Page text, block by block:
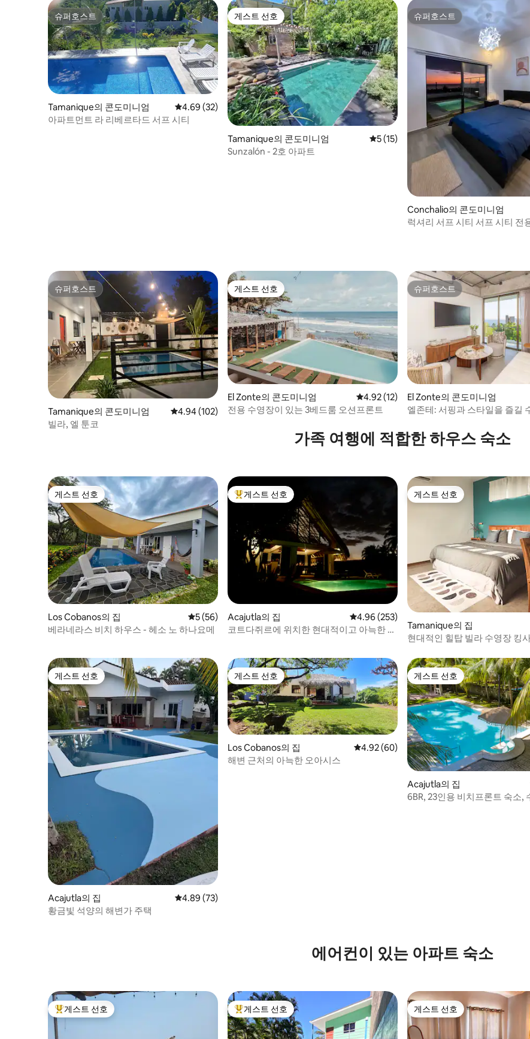
슈퍼호스트
슈퍼호스트
Tamanique의 콘도미니엄 평점 4.69점(5점 만점), 후기 32개
4.69 (32)
아파트먼트 라 리베르타드 서프 시티
게스트 선호
게스트 선호
Tamanique의 콘도미니엄 평점 5점(5점 만점), 후기 15개
5 (15)
Sunzalón - 2호 아파트
슈퍼호스트
슈퍼호스트
Conchalio의 콘도미니엄
럭셔리 서프 시티 서프 시티 전
슈퍼호스트
슈퍼호스트
Tamanique의 콘도미니엄 평점 4.94점(5점 만점), 후기 102개
4.94 (102)
빌라, 엘 툰코
게스트 선호
게스트 선호
El Zonte의 콘도미니엄 평점 4.92점(5점 만점), 후기 12개
4.92 (12)
전용 수영장이 있는 3베드룸 오션프론트
슈퍼호스트
슈퍼호스트
El Zonte의 콘도미니엄
엘존테: 서핑과 스타일을 즐길
가족 여행에 적합한 하우스 숙소
게스트 선호
게스트 선호
Los Cobanos의 집 평점 5점(5점 만점), 후기 56개
5 (56)
베라네라스 비치 하우스 - 헤소 노 하나요메
상위 게스트 선호
게스트 선호
Acajutla의 집 평점 4.96점(5점 만점), 후기 253개
4.96 (253)
코트다쥐르에 위치한 현대적이고 아늑한 숙
게스트 선호
게스트 선호
Tamanique의 집
현대적인 힐탑 빌라 수영장 킹
게스트 선호
게스트 선호
Acajutla의 집 평점 4.89점(5점 만점), 후기 73개
4.89 (73)
황금빛 석양의 해변가 주택
게스트 선호
게스트 선호
Los Cobanos의 집 평점 4.92점(5점 만점), 후기 60개
4.92 (60)
해변 근처의 아늑한 오아시스
게스트 선호
게스트 선호
Acajutla의 집
6BR, 23인용 비치프론트 숙소,
에어컨이 있는 아파트 숙소
상위 게스트 선호
게스트 선호 상위 게스트 선호
게스트 선호 게스트 선호
게스트 선호